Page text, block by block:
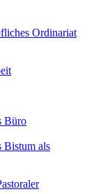
Ordinariat
Büro
Bistum als